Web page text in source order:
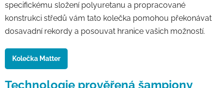
specifickému složení polyuretanu a propracované
konstrukci středů vám tato kolečka pomohou překonávat
dosavadní rekordy a posouvat hranice vašich možností.
Kolečka Matter
Technologie prověřená šampiony